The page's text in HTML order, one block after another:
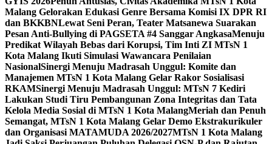
Malang Gelorakan Edukasi Genre Bersama Komisi IX DPR RI
dan BKKBNLewat Seni Peran, Teater Matsanewa Suarakan
Pesan Anti-Bullying di PAGSETA #4 Sanggar AngkasaMenuju
Predikat Wilayah Bebas dari Korupsi, Tim Inti ZI MTsN 1
Kota Malang Ikuti Simulasi Wawancara Penilaian
NasionalSinergi Menuju Madrasah Unggul: Komite dan
Manajemen MTsN 1 Kota Malang Gelar Rakor Sosialisasi
RKAMSinergi Menuju Madrasah Unggul: MTsN 7 Kediri
Lakukan Studi Tiru Pembangunan Zona Integritas dan Tata
Kelola Media Sosial di MTsN 1 Kota MalangMeriah dan Penuh
Semangat, MTsN 1 Kota Malang Gelar Demo Ekstrakurikuler
dan Organisasi MATAMUDA 2026/2027MTsN 1 Kota Malang